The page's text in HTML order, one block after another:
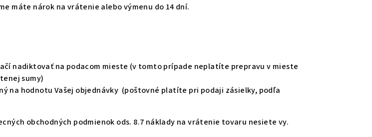
máte nárok na vrátenie alebo výmenu do 14 dní.
nadiktovať na podacom mieste (v tomto prípade neplatíte prepravu v mieste
sumy)
na hodnotu Vašej objednávky (poštovné platíte pri podaji zásielky, podľa
obchodných podmienok ods. 8.7 náklady na vrátenie tovaru nesiete vy.